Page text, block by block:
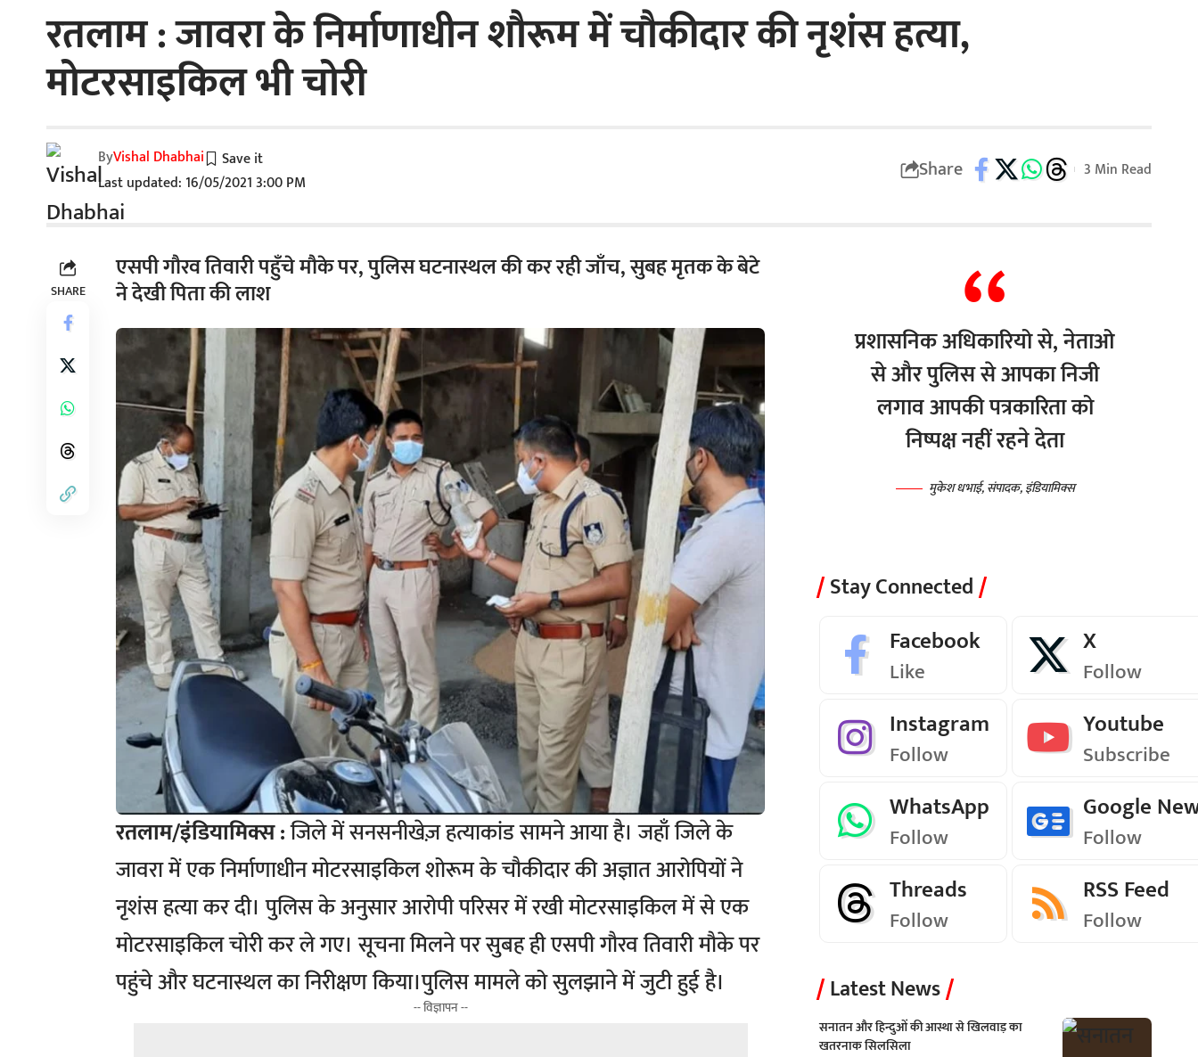
रतलाम : जावरा के निर्माणाधीन शौरूम में चौकीदार की नृशंस हत्या,
मोटरसाइकिल भी चोरी
Last updated: 16/05/2021 3:00 PM
ByVishal Dhabhai Share 3 Min Read
SHARE
एसपी गौरव तिवारी पहुँचे मौके पर, पुलिस घटनास्थल की कर रही जाँच, सुबह मृतक के बेटे
ने देखी पिता की लाश
रतलाम/इंडियामिक्स :जिले में सनसनीखेज़ हत्याकांड सामने आया है। जहाँ जिले के
जावरा में एक निर्माणाधीन मोटरसाइकिल शोरूम के चौकीदार की अज्ञात आरोपियों ने
नृशंस हत्या कर दी। पुलिस के अनुसार आरोपी परिसर में रखी मोटरसाइकिल में से एक
मोटरसाइकिल चोरी कर ले गए। सूचना मिलने पर सुबह ही एसपी गौरव तिवारी मौके पर
पहुंचे और घटनास्थल का निरीक्षण किया।पुलिस मामले को सुलझाने में जुटी हुई है।
-- विज्ञापन --
प्रशासनिक अधिकारियो से, नेताओ
से और पुलिस से आपका निजी
लगाव आपकी पत्रकारिता को
निष्पक्ष नहीं रहने देता
मुकेश धभाई, संपादक, इंडियामिक्स
Stay Connected
Facebook
Like
X
Follow
Instagram
Follow
Youtube
Subscribe
WhatsApp
Follow
Google
Follow
Threads
Follow
RSS Feed
Follow
Latest News
सनातन और हिन्दुओं की आस्था से खिलवाड़ का
खतरनाक सिलसिला